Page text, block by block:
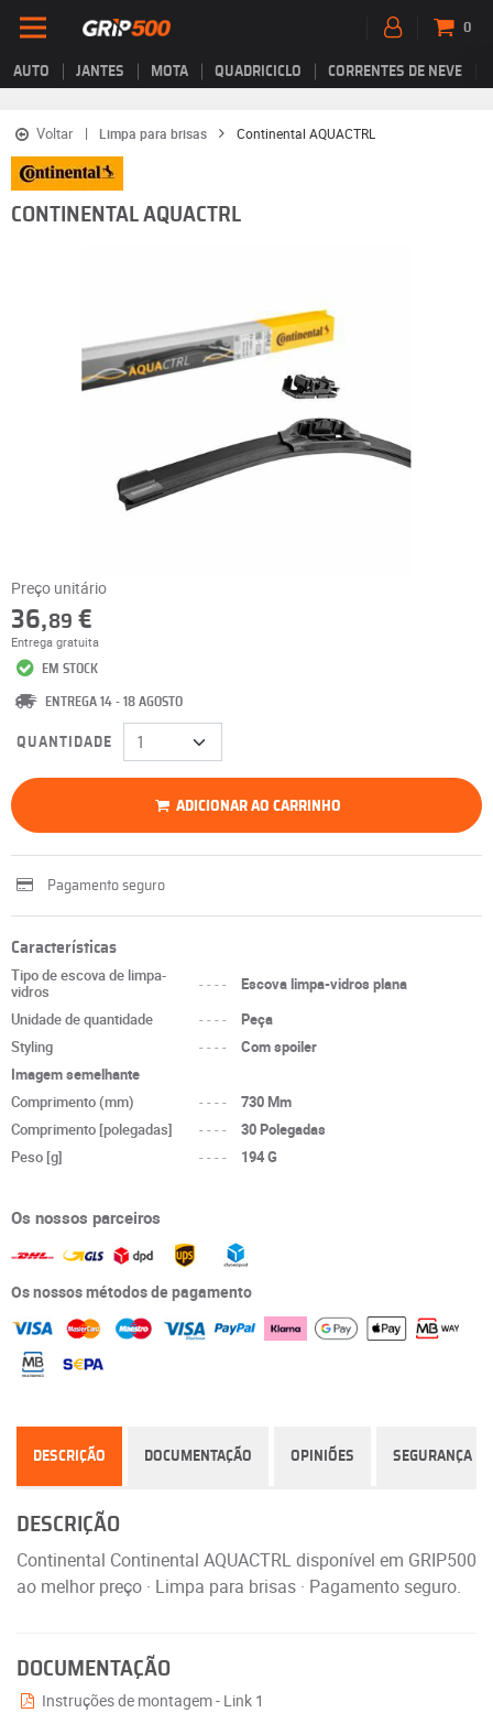
AUTO JANTES MOTA QUADRICICLO CORRENTES DE NEVE
0
Voltar Limpa para brisas Continental AQUACTRL
CONTINENTAL AQUACTRL
Preço unitário
36,89 €
Entrega gratuita
EM STOCK
ENTREGA 14 - 18 AGOSTO
QUANTIDADE
ADICIONAR AO CARRINHO
Pagamento seguro
Características
Tipo de escova de limpa-
vidros
----
Escova limpa-vidros plana
Unidade de quantidade
----
Peça
Styling
----
Com spoiler
Imagem semelhante
Comprimento (mm)
----
730 Mm
Comprimento [polegadas]
----
30 Polegadas
Peso [g]
---- 194 G
Os nossos parceiros
Os nossos métodos de pagamento
DESCRIÇÃO DOCUMENTAÇÃO OPINIÕES SEGURANÇA
DESCRIÇÃO
Continental Continental AQUACTRL disponível em GRIP500
ao melhor preço · Limpa para brisas · Pagamento seguro.
DOCUMENTAÇÃO
Instruções de montagem - Link 1